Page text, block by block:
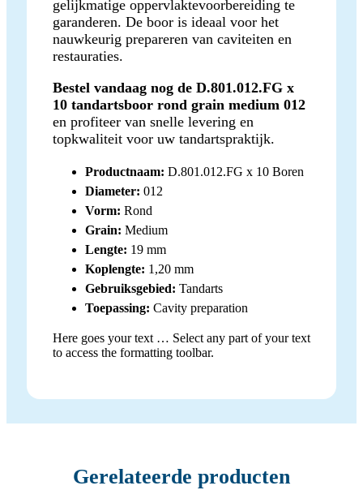
gelijkmatige oppervlaktevoorbereiding te
garanderen. De boor is ideaal voor het
nauwkeurig prepareren van caviteiten en
restauraties.
Bestel vandaag nog de D.801.012.FG x
10 tandartsboor rond grain medium 012
en profiteer van snelle levering en
topkwaliteit voor uw tandartspraktijk.
Productnaam: D.801.012.FG x 10 Boren
Diameter: 012
Vorm: Rond
Grain: Medium
Lengte: 19 mm
Koplengte: 1,20 mm
Gebruiksgebied: Tandarts
Toepassing: Cavity preparation
Here goes your text … Select any part of your text
to access the formatting toolbar.
Gerelateerde producten